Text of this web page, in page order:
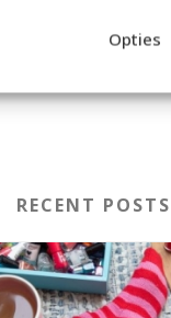
Opties
RECENT POSTS